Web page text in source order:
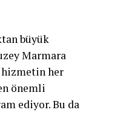
büyük
Marmara
hizmetin her
önemli
ediyor. Bu da